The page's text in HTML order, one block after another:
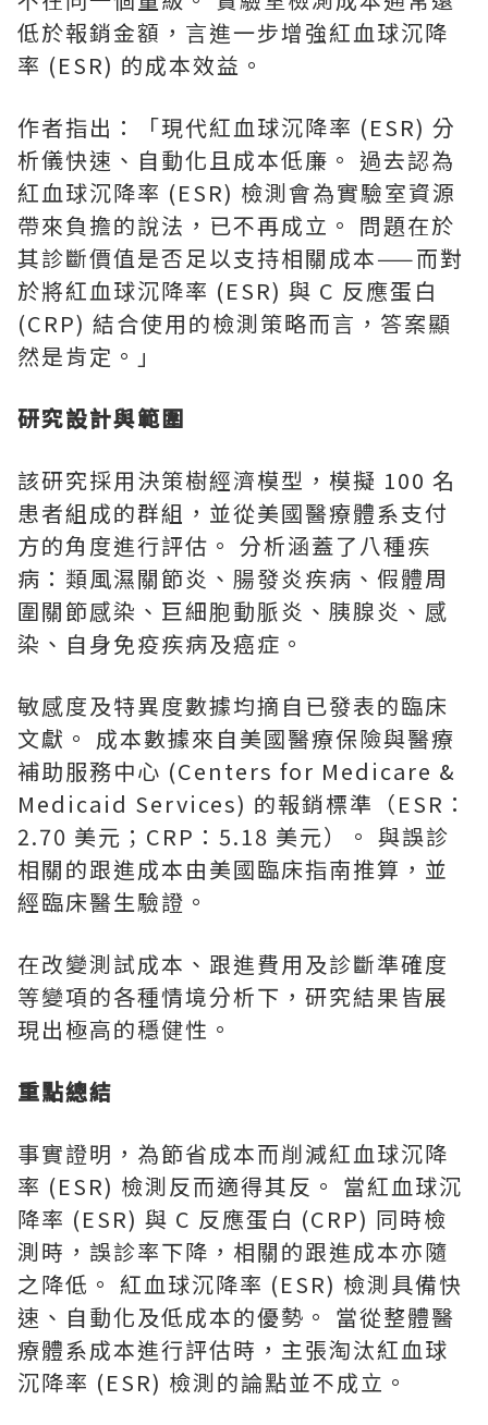
低於報銷金額，言進一步增強紅血球沉降
率 (ESR) 的成本效益。
作者指出：「現代紅血球沉降率 (ESR) 分
析儀快速、自動化且成本低廉。 過去認為
紅血球沉降率 (ESR) 檢測會為實驗室資源
帶來負擔的說法，已不再成立。 問題在於
其診斷價值是否足以支持相關成本——而對
於將紅血球沉降率 (ESR) 與 C 反應蛋白
(CRP) 結合使用的檢測策略而言，答案顯
然是肯定。」
研究設計與範圍
該研究採用決策樹經濟模型，模擬 100 名
患者組成的群組，並從美國醫療體系支付
方的角度進行評估。 分析涵蓋了八種疾
病：類風濕關節炎、腸發炎疾病、假體周
圍關節感染、巨細胞動脈炎、胰腺炎、感
染、自身免疫疾病及癌症。
敏感度及特異度數據均摘自已發表的臨床
文獻。 成本數據來自美國醫療保險與醫療
補助服務中心 (Centers for Medicare &
Medicaid Services) 的報銷標準（ESR：
2.70 美元；CRP：5.18 美元）。 與誤診
相關的跟進成本由美國臨床指南推算，並
經臨床醫生驗證。
在改變測試成本、跟進費用及診斷準確度
等變項的各種情境分析下，研究結果皆展
現出極高的穩健性。
重點總結
事實證明，為節省成本而削減紅血球沉降
率 (ESR) 檢測反而適得其反。 當紅血球沉
降率 (ESR) 與 C 反應蛋白 (CRP) 同時檢
測時，誤診率下降，相關的跟進成本亦隨
之降低。 紅血球沉降率 (ESR) 檢測具備快
速、自動化及低成本的優勢。 當從整體醫
療體系成本進行評估時，主張淘汰紅血球
沉降率 (ESR) 檢測的論點並不成立。